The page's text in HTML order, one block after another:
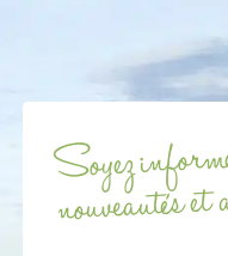
Soyez
nouveautés